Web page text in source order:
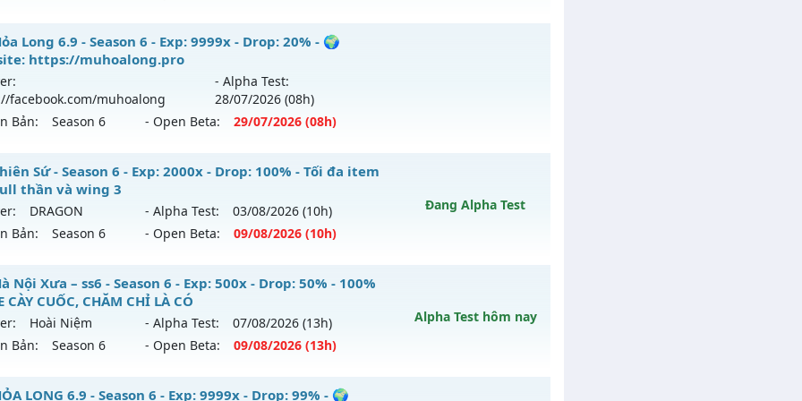
Mu Nguyên bản Webzen
KHÔNG THỂ HACK
LONG 6.9.1 - 🌍 Website: https://muhoalong.pro
ra tháng 07 2026 - Mở máy chủhttps://facebook.com/muhoalong
07/2626
- Drop: 20%
Mu Nguyên bản Webzen
Xshiel
Long 6.9 - Season 6 - Exp: 9999x - Drop: 20% - 🌍
https://muhoalong.pro
facebook.com/muhoalong
- Alpha Test:
28/07/2026 (08h)
Bản:
Season 6 - Open Beta: 29/07/2026 (08h)
Long 6.9 - 🌍 Website: https://muhoalong.pro
ra tháng 07 2026 - Mở máy chủ https://facebook.com/muhoalongvào 08h
29/07/2626
Non Reset
Mu Nguyên bản Webzen
XShield
Sứ - Season 6 - Exp: 2000x - Drop: 100% - Tối đa item
thần và wing 3
DRAGON - Alpha Test: 03/08/2026 (10h)
Bản:
Season 6 - Open Beta: 09/08/2026 (10h)
Đang Alpha Test
Thiên Sứ - Tối đa item 380 full thần và wing 3
mới ra tháng 08 2026 - Mở máy chủDRAGONvào 10h ngày 09/08/2626
2000x - Drop: 100%
Nội Xưa – ss6 - Season 6 - Exp: 500x - Drop: 50% - 100%
CÀY CUỐC, CHĂM CHỈ LÀ CÓ
Hoài Niệm - Alpha Test: 07/08/2026 (13h)
Bản:
Season 6 - Open Beta: 09/08/2026 (13h)
Alpha Test hôm nay
Hà Nội Xưa – ss6 - 100% GAME CÀY CUỐC, CHĂM CHỈ LÀ CÓ
LONG 6.9 - Season 6 - Exp: 9999x - Drop: 99% - 🌍